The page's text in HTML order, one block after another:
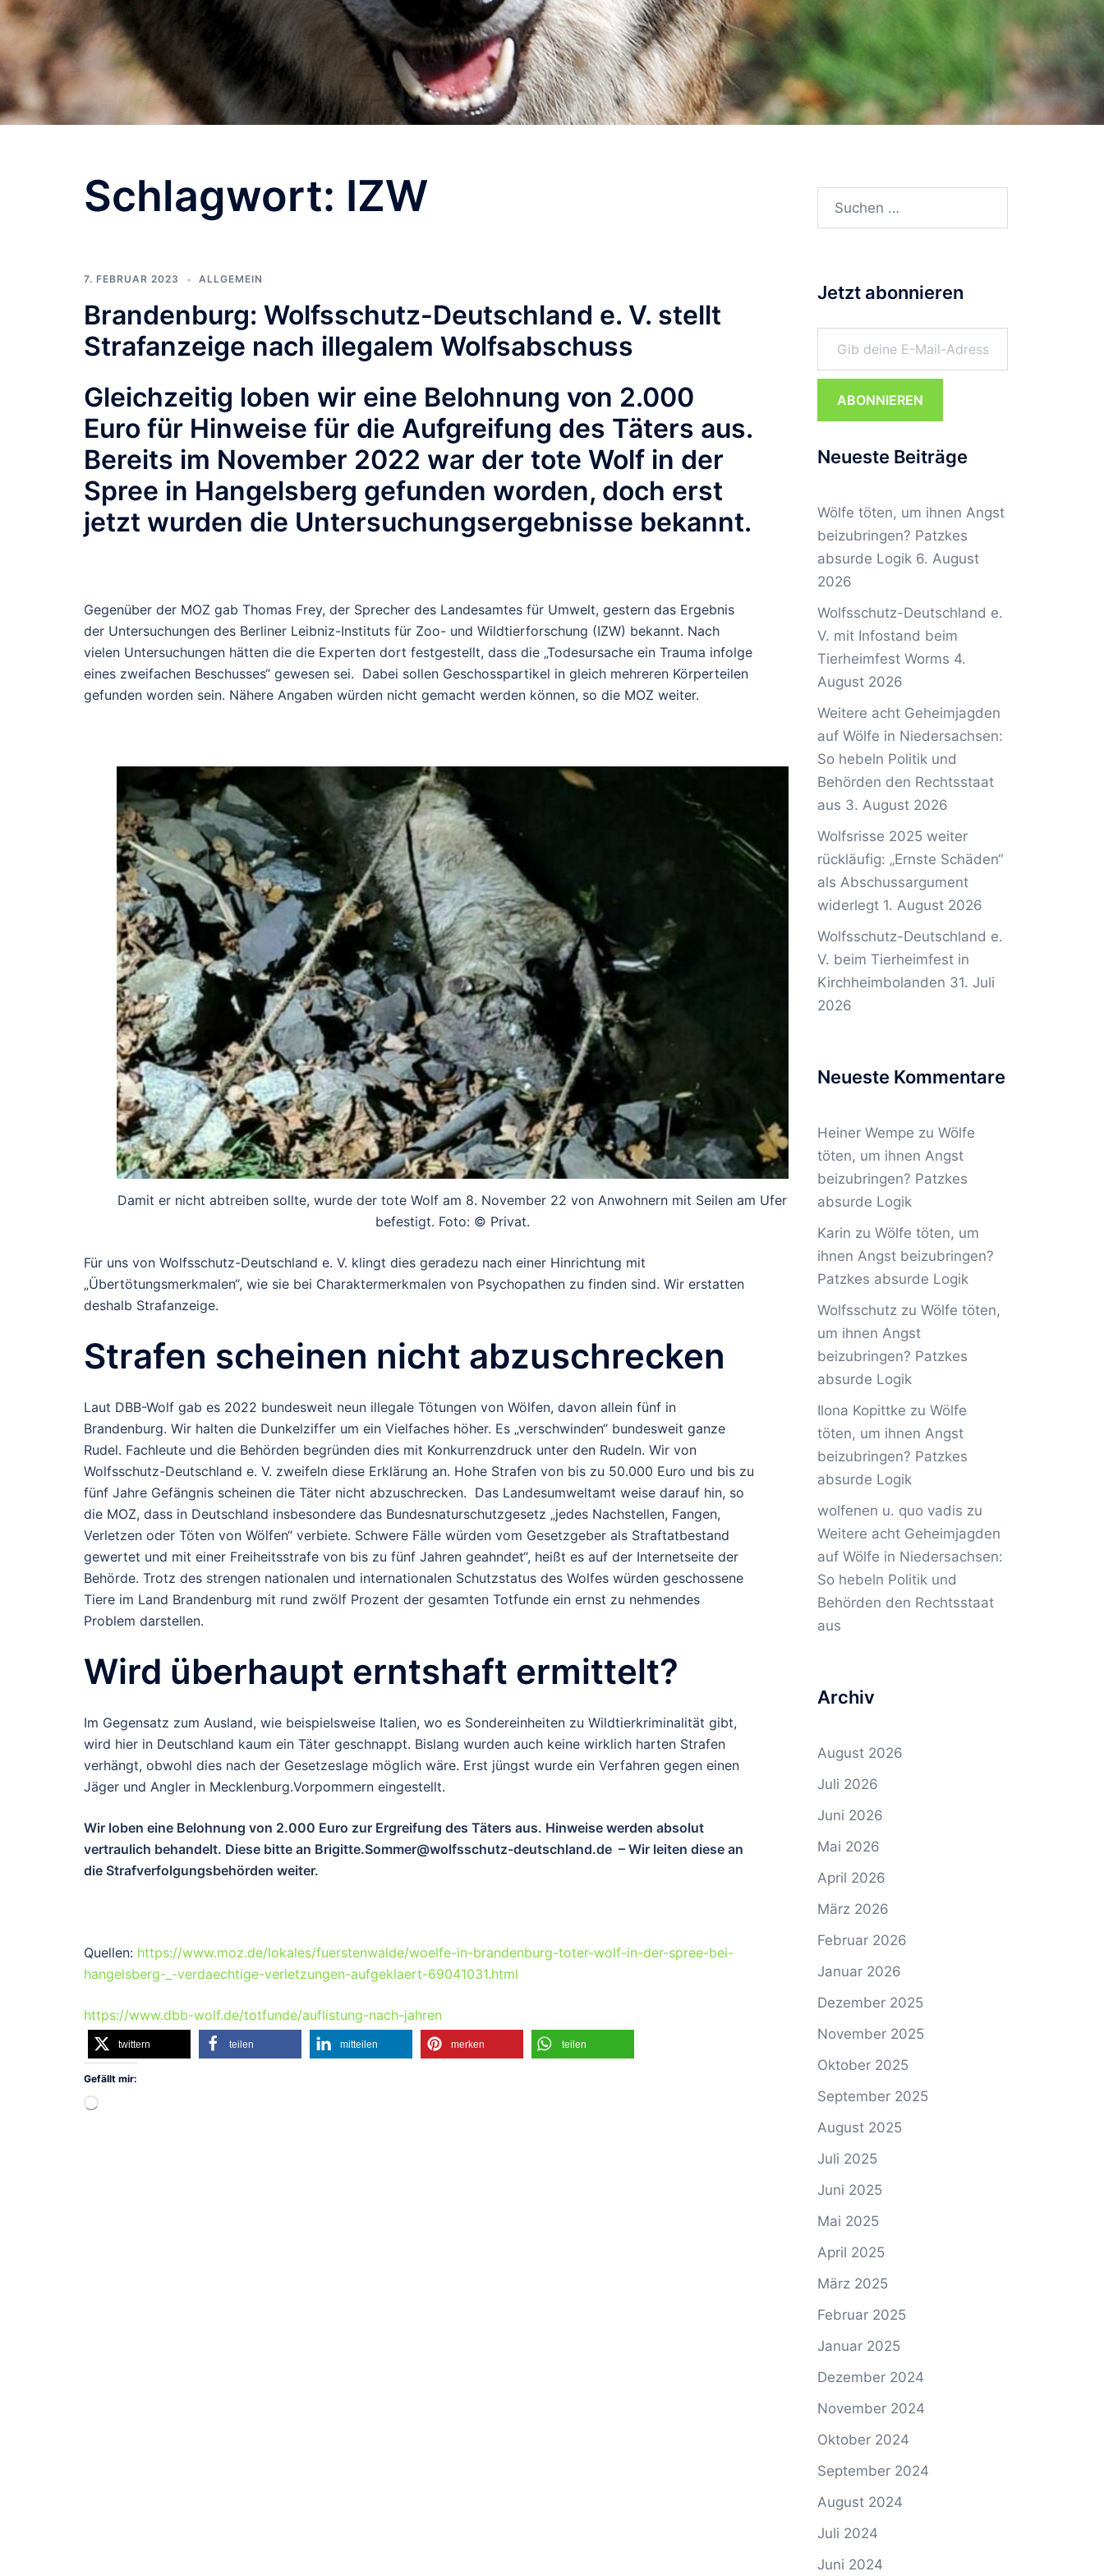
Schlagwort: IZW
7. FEBRUAR 2023 ALLGEMEIN
Brandenburg: Wolfsschutz-Deutschland e. V. stellt
Strafanzeige nach illegalem Wolfsabschuss
Gleichzeitig loben wir eine Belohnung von 2.000
Euro für Hinweise für die Aufgreifung des Täters aus.
Bereits im November 2022 war der tote Wolf in der
Spree in Hangelsberg gefunden worden, doch erst
jetzt wurden die Untersuchungsergebnisse bekannt.
Gegenüber der MOZ gab Thomas Frey, der Sprecher des Landesamtes für Umwelt, gestern das Ergebnis
der Untersuchungen des Berliner Leibniz-Instituts für Zoo- und Wildtierforschung (IZW) bekannt. Nach
vielen Untersuchungen hätten die die Experten dort festgestellt, dass die „Todesursache ein Trauma infolge
eines zweifachen Beschusses“ gewesen sei. Dabei sollen Geschosspartikel in gleich mehreren Körperteilen
gefunden worden sein. Nähere Angaben würden nicht gemacht werden können, so die MOZ weiter.
Damit er nicht abtreiben sollte, wurde der tote Wolf am 8. November 22 von Anwohnern mit Seilen am Ufer
befestigt. Foto: © Privat.
Für uns von Wolfsschutz-Deutschland e. V. klingt dies geradezu nach einer Hinrichtung mit
„Übertötungsmerkmalen“, wie sie bei Charaktermerkmalen von Psychopathen zu finden sind. Wir erstatten
deshalb Strafanzeige.
Strafen scheinen nicht abzuschrecken
Laut DBB-Wolf gab es 2022 bundesweit neun illegale Tötungen von Wölfen, davon allein fünf in
Brandenburg. Wir halten die Dunkelziffer um ein Vielfaches höher. Es „verschwinden“ bundesweit ganze
Rudel. Fachleute und die Behörden begründen dies mit Konkurrenzdruck unter den Rudeln. Wir von
Wolfsschutz-Deutschland e. V. zweifeln diese Erklärung an. Hohe Strafen von bis zu 50.000 Euro und bis zu
fünf Jahre Gefängnis scheinen die Täter nicht abzuschrecken. Das Landesumweltamt weise darauf hin, so
die MOZ, dass in Deutschland insbesondere das Bundesnaturschutzgesetz „jedes Nachstellen, Fangen,
Verletzen oder Töten von Wölfen“ verbiete. Schwere Fälle würden vom Gesetzgeber als Straftatbestand
gewertet und mit einer Freiheitsstrafe von bis zu fünf Jahren geahndet“, heißt es auf der Internetseite der
Behörde. Trotz des strengen nationalen und internationalen Schutzstatus des Wolfes würden geschossene
Tiere im Land Brandenburg mit rund zwölf Prozent der gesamten Totfunde ein ernst zu nehmendes
Problem darstellen.
Wird überhaupt erntshaft ermittelt?
Im Gegensatz zum Ausland, wie beispielsweise Italien, wo es Sondereinheiten zu Wildtierkriminalität gibt,
wird hier in Deutschland kaum ein Täter geschnappt. Bislang wurden auch keine wirklich harten Strafen
verhängt, obwohl dies nach der Gesetzeslage möglich wäre. Erst jüngst wurde ein Verfahren gegen einen
Jäger und Angler in Mecklenburg.Vorpommern eingestellt.
Wir loben eine Belohnung von 2.000 Euro zur Ergreifung des Täters aus. Hinweise werden absolut
vertraulich behandelt. Diese bitte an Brigitte.Sommer@wolfsschutz-deutschland.de – Wir leiten diese an
die Strafverfolgungsbehörden weiter.
Quellen: https://www.moz.de/lokales/fuerstenwalde/woelfe-in-brandenburg-toter-wolf-in-der-spree-bei-
hangelsberg-_-verdaechtige-verletzungen-aufgeklaert-69041031.html
https://www.dbb-wolf.de/totfunde/auflistung-nach-jahren
twittern teilen mitteilen merken teilen
Gefällt mir:
Wird
Suchen
Jetzt abonnieren
Gib deine E-Mail-Adresse ein ...
ABONNIEREN
Neueste Beiträge
Wölfe töten, um ihnen Angst
beizubringen? Patzkes
absurde Logik 6. August
2026
Wolfsschutz-Deutschland e.
V. mit Infostand beim
Tierheimfest Worms 4.
August 2026
Weitere acht Geheimjagden
auf Wölfe in Niedersachsen:
So hebeln Politik und
Behörden den Rechtsstaat
aus 3. August 2026
Wolfsrisse 2025 weiter
rückläufig: „Ernste Schäden“
als Abschussargument
widerlegt 1. August 2026
Wolfsschutz-Deutschland e.
V. beim Tierheimfest in
Kirchheimbolanden 31. Juli
2026
Neueste Kommentare
Heiner Wempe zu Wölfe
töten, um ihnen Angst
beizubringen? Patzkes
absurde Logik
Karin zu Wölfe töten, um
ihnen Angst beizubringen?
Patzkes absurde Logik
Wolfsschutzzu Wölfe töten,
um ihnen Angst
beizubringen? Patzkes
absurde Logik
Ilona Kopittke zu Wölfe
töten, um ihnen Angst
beizubringen? Patzkes
absurde Logik
wolfenen u. quo vadis zu
Weitere acht Geheimjagden
auf Wölfe in Niedersachsen:
So hebeln Politik und
Behörden den Rechtsstaat
aus
Archiv
August 2026
Juli 2026
Juni 2026
Mai 2026
April 2026
März 2026
Februar 2026
Januar 2026
Dezember 2025
November 2025
Oktober 2025
September 2025
August 2025
Juli 2025
Juni 2025
Mai 2025
April 2025
März 2025
Februar 2025
Januar 2025
Dezember 2024
November 2024
Oktober 2024
September 2024
August 2024
Juli 2024
Juni 2024